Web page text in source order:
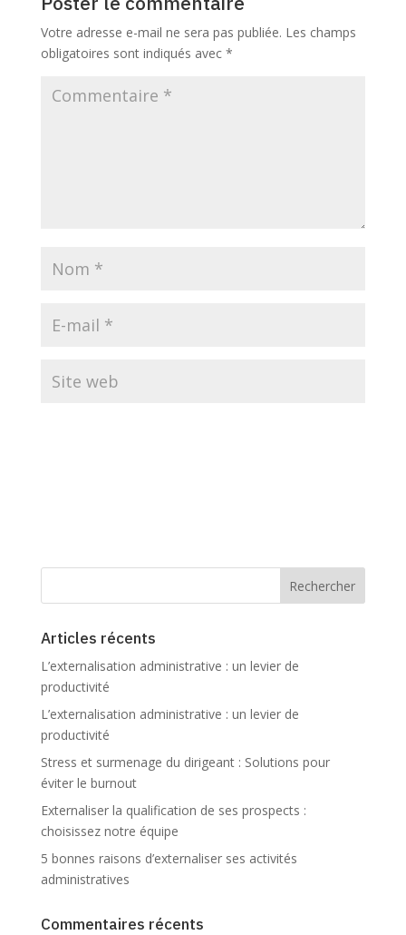
Votre adresse e-mail ne sera pas publiée. Les champs
obligatoires sont indiqués avec *
Articles récents
L’externalisation administrative : un levier de
productivité
L’externalisation administrative : un levier de
productivité
Stress et surmenage du dirigeant : Solutions pour
éviter le burnout
Externaliser la qualification de ses prospects :
choisissez notre équipe
5 bonnes raisons d’externaliser ses activités
administratives
Commentaires récents